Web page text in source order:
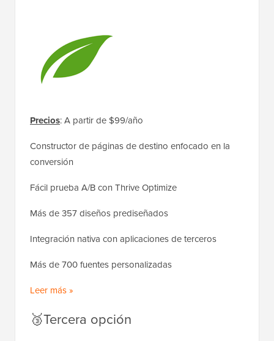
Precios: A partir de $99/año
Constructor de páginas de destino enfocado en la
conversión
Fácil prueba A/B con Thrive Optimize
Más de 357 diseños prediseñados
Integración nativa con aplicaciones de terceros
Más de 700 fuentes personalizadas
Leer más »
🥉Tercera opción